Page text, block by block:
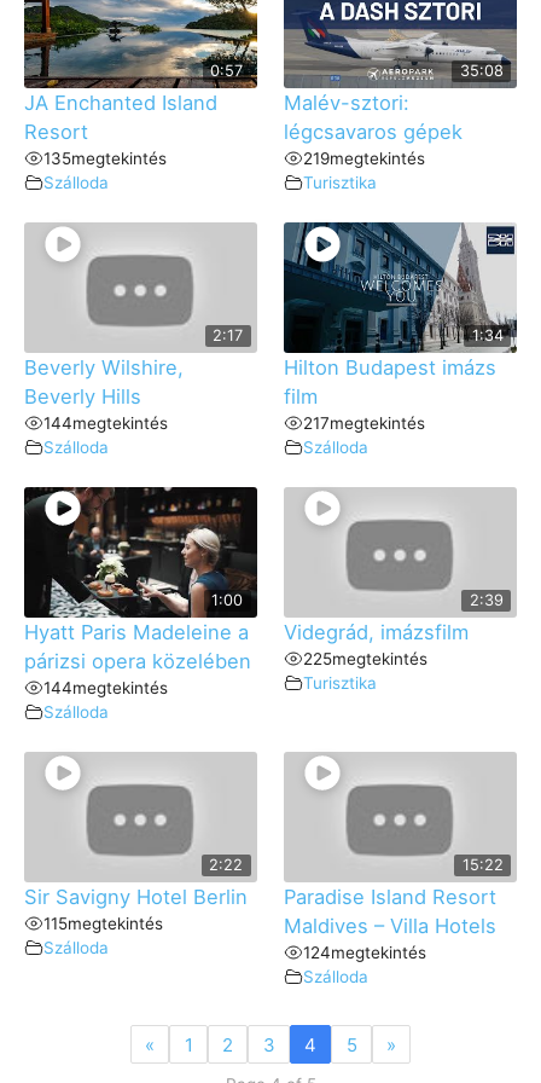
0:57
JA Enchanted Island
Resort
135megtekintés
Szálloda
35:08
Malév-sztori:
légcsavaros gépek
219megtekintés
Turisztika
2:17
Beverly Wilshire,
Beverly Hills
144megtekintés
Szálloda
1:34
Hilton Budapest imázs
film
217megtekintés
Szálloda
1:00
Hyatt Paris Madeleine a
párizsi opera közelében
144megtekintés
Szálloda
2:39
Videgrád, imázsfilm
225megtekintés
Turisztika
2:22
Sir Savigny Hotel Berlin
115megtekintés
Szálloda
15:22
Paradise Island Resort
Maldives – Villa Hotels
124megtekintés
Szálloda
« 1 2 3 4 5 »